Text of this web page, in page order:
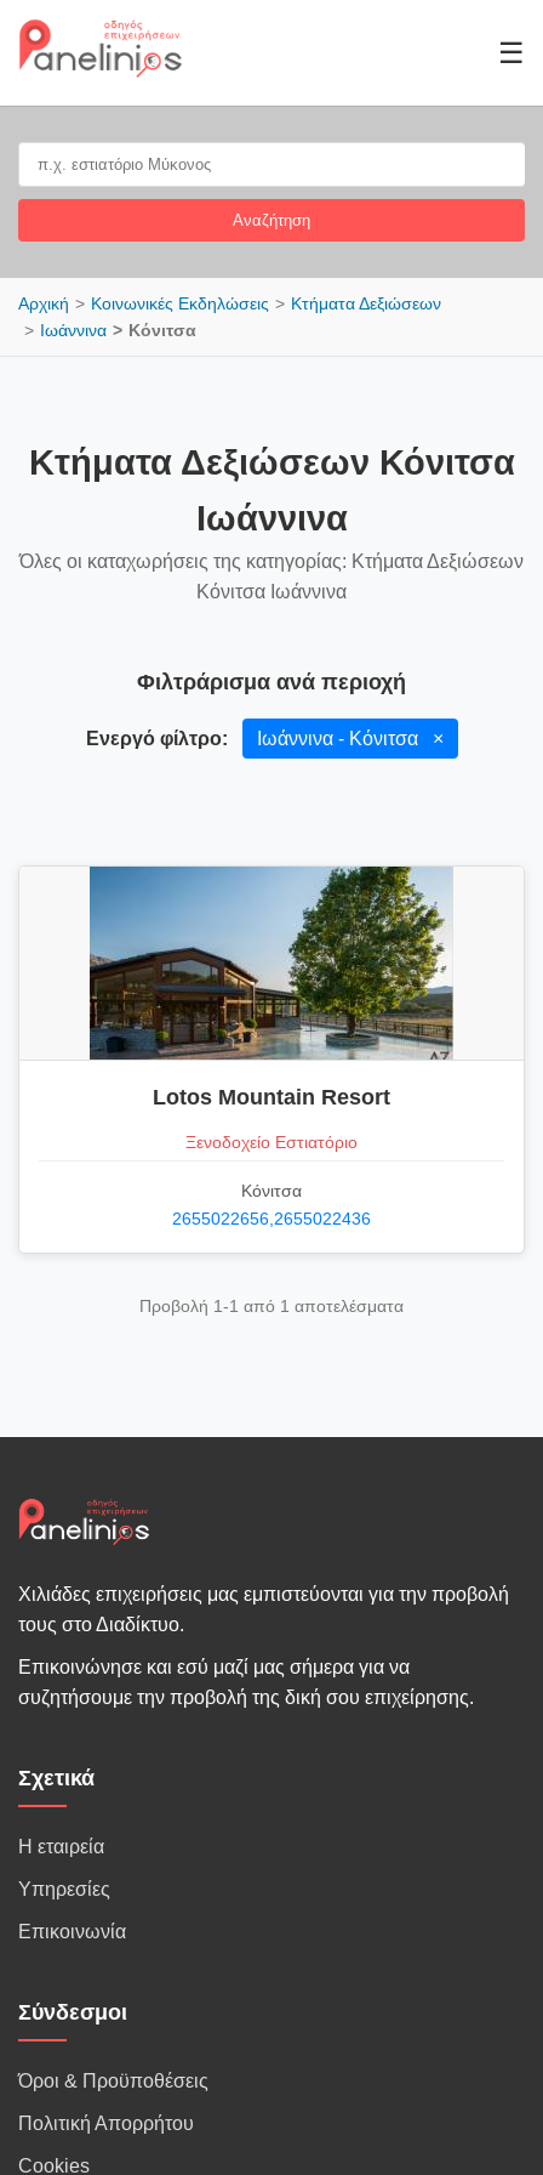
☰
Αναζήτηση
Αρχική Κοινωνικές Εκδηλώσεις
Κτήματα Δεξιώσεων
Ιωάννινα
Κόνιτσα
Κτήματα Δεξιώσεων Κόνιτσα
Ιωάννινα
Όλες οι καταχωρήσεις της κατηγορίας: Κτήματα Δεξιώσεων
Κόνιτσα Ιωάννινα
Φιλτράρισμα ανά περιοχή
Ενεργό φίλτρο: Ιωάννινα - Κόνιτσα ×
Lotos Mountain Resort
Ξενοδοχείο Εστιατόριο
Κόνιτσα
2655022656,2655022436
Προβολή 1-1 από 1 αποτελέσματα
Χιλιάδες επιχειρήσεις μας εμπιστεύονται για την προβολή
τους στο Διαδίκτυο.
Επικοινώνησε και εσύ μαζί μας σήμερα για να
συζητήσουμε την προβολή της δική σου επιχείρησης.
Σχετικά
Η εταιρεία
Υπηρεσίες
Επικοινωνία
Σύνδεσμοι
Όροι & Προϋποθέσεις
Πολιτική Απορρήτου
Cookies